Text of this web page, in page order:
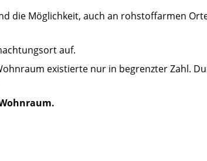
die Möglichkeit, auch an rohstoffarmen
auf.
existierte nur in begrenzter Zahl.